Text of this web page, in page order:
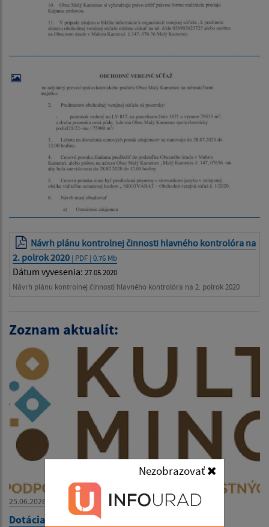
Nezobrazovať
Návrh plánu kontrolnej činnosti hlavného kontrolóra na
2. polrok 2020 | PDF | 0.76 Mb
Dátum vyvesenia: 27.05.2020
Návrh plánu kontrolnej činnosti hlavného kontrolóra na 2. polrok 2020
Zoznam aktualít:
25.06.2026
Dotácia od KULTMINOR- Dotáció